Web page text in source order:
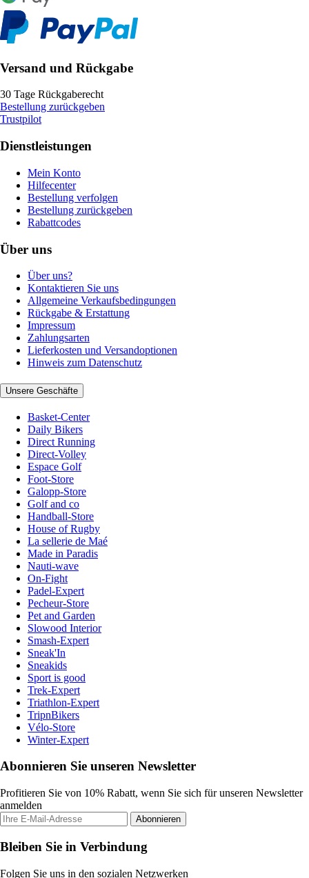
Versand und Rückgabe
30 Tage Rückgaberecht
Bestellung zurückgeben
Trustpilot
Dienstleistungen
Mein Konto
Hilfecenter
Bestellung verfolgen
Bestellung zurückgeben
Rabattcodes
Über uns
Über uns?
Kontaktieren Sie uns
Allgemeine Verkaufsbedingungen
Rückgabe & Erstattung
Impressum
Zahlungsarten
Lieferkosten und Versandoptionen
Hinweis zum Datenschutz
Unsere Geschäfte
Basket-Center
Daily Bikers
Direct Running
Direct-Volley
Espace Golf
Foot-Store
Galopp-Store
Golf and co
Handball-Store
House of Rugby
La sellerie de Maé
Made in Paradis
Nauti-wave
On-Fight
Padel-Expert
Pecheur-Store
Pet and Garden
Slowood Interior
Smash-Expert
Sneak'In
Sneakids
Sport is good
Trek-Expert
Triathlon-Expert
TripnBikers
Vélo-Store
Winter-Expert
Abonnieren Sie unseren Newsletter
Profitieren Sie von 10% Rabatt, wenn Sie sich für unseren Newsletter
anmelden
Abonnieren
Bleiben Sie in Verbindung
Folgen Sie uns in den sozialen Netzwerken